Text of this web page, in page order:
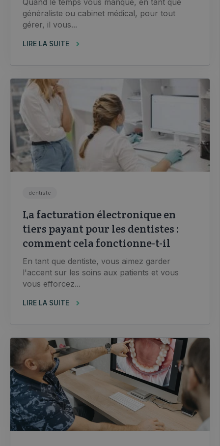
Quand le temps vous manque, en tant que
généraliste ou cabinet médical, pour tout
gérer, il vous...
LIRE LA SUITE
dentiste
La facturation électronique en
tiers payant pour les dentistes :
comment cela fonctionne-t-il
En tant que dentiste, vous aimez garder
l'accent sur les soins aux patients et vous
vous efforcez...
LIRE LA SUITE